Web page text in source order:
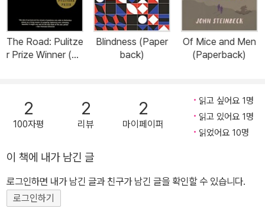
The Road: Pulitze
r Prize Winner (Pa
Blindness (Paper
back)
Of Mice and Men
(Paperback)
2
100자평
2
리뷰
2
마이페이퍼
읽고 싶어요 1명
읽고 있어요 1명
읽었어요 10명
이 책에 내가 남긴 글
로그인하면 내가 남긴 글과 친구가 남긴 글을 확인할 수 있습니다.
로그인하기